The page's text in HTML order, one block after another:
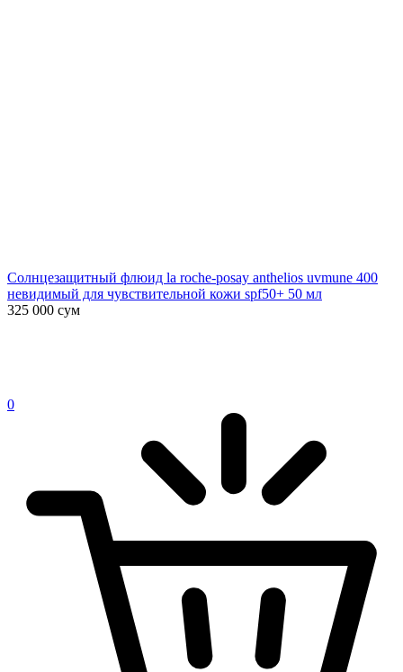
Солнцезащитный флюид la roche-posay anthelios uvmune 400
невидимый для чувствительной кожи spf50+ 50 мл
325 000 сум
0